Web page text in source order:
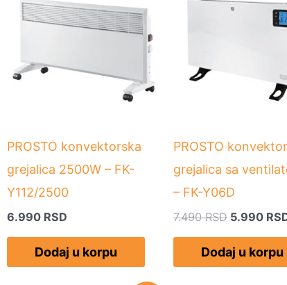
PROSTO konvektorska
grejalica 2500W – FK-
Y112/2500
6.990 RSD
Dodaj u korpu
PROSTO
grejalica sa
– FK-Y06D
7.490RSD
je
5.990
Dodaj u korpu